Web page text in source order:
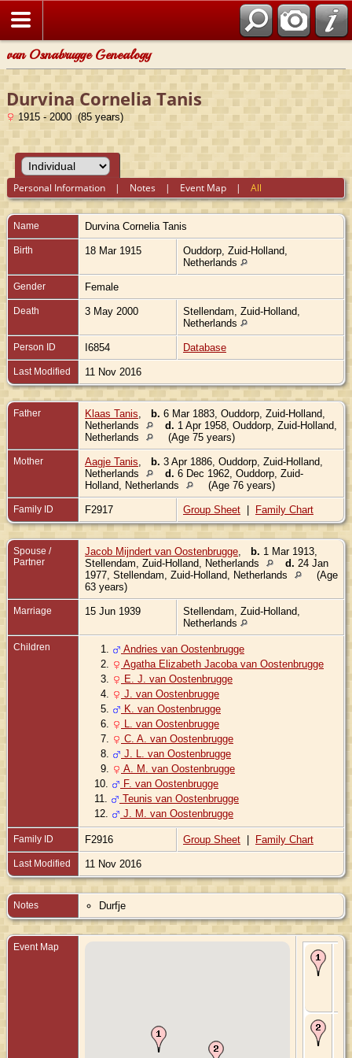
van Osnabrugge Genealogy
Durvina Cornelia Tanis
1915 - 2000 (85 years)
Personal Information | Notes | Event Map |All
Name Durvina Cornelia Tanis
Birth 18 Mar 1915
Ouddorp, Zuid-Holland,
Netherlands
Gender Female
Death 3 May 2000
Stellendam, Zuid-Holland,
Netherlands
Person ID I6854 Database
Last Modified 11 Nov 2016
Father Klaas Tanis b. 6 Mar 1883, Ouddorp, Zuid-Holland,
Netherlands
d. 1 Apr 1958, Ouddorp, Zuid-Holland,
Netherlands
(Age 75 years)
Mother Aagje Tanis b. 3 Apr 1886, Ouddorp, Zuid-Holland,
Netherlands
d. 6 Dec 1962, Ouddorp, Zuid-
Holland, Netherlands
(Age 76 years)
Family ID F2917 Group Sheet | Family Chart
Spouse /
Partner
Jacob Mijndert van Oostenbrugge b. 1 Mar 1913,
Stellendam, Zuid-Holland, Netherlands
d. 24 Jan
1977, Stellendam, Zuid-Holland, Netherlands
(Age
63 years)
Marriage 15 Jun 1939
Stellendam, Zuid-Holland,
Netherlands
Children 1.
Andries van Oostenbrugge
2.
Agatha Elizabeth Jacoba van Oostenbrugge
3.
E. J. van Oostenbrugge
4.
J. van Oostenbrugge
5.
K. van Oostenbrugge
6.
L. van Oostenbrugge
7.
C. A. van Oostenbrugge
8.
J. L. van Oostenbrugge
9.
A. M. van Oostenbrugge
10.
F. van Oostenbrugge
11.
Teunis van Oostenbrugge
12.
J. M. van Oostenbrugge
Family ID F2916 Group Sheet | Family Chart
Last Modified 11 Nov 2016
Notes Durfje
Event Map